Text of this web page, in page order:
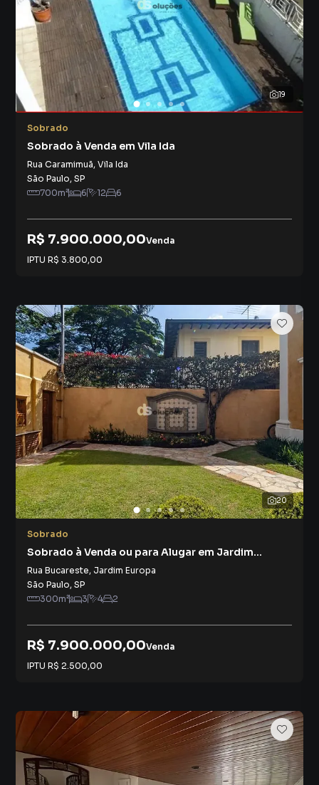
19
Sobrado
Sobrado à Venda em Vila Ida
Rua Caramimuã, Vila Ida
São Paulo, SP
700m² 6 12 6
R$ 7.900.000,00Venda
IPTU R$ 3.800,00
20
Sobrado
Sobrado à Venda ou para Alugar em Jardim
Europa
Rua Bucareste, Jardim Europa
São Paulo, SP
300m² 3 4 2
R$ 7.900.000,00Venda
IPTU R$ 2.500,00